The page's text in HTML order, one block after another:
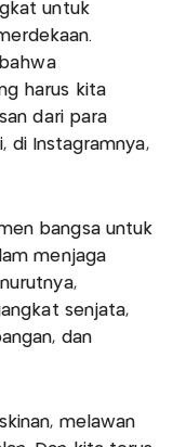
untuk
harus kita
dari para
di Instagramnya,
bangsa untuk
menjaga
senjata,
dan
melawan